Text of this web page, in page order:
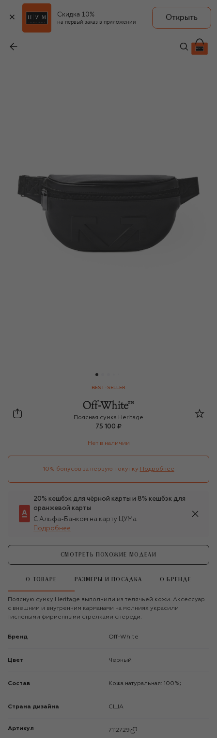
Скидка 10%
на первый заказ в приложении
Открыть
75 100 ₽
BEST-SELLER
Off-White
Поясная сумка Heritage
75 100 ₽
Нет в наличии
10% бонусов за первую покупку Подробнее
20% кешбэк для чёрной карты и 8% кешбэк для
оранжевой карты
С Альфа-Банком на карту ЦУМа
Подробнее
СМОТРЕТЬ ПОХОЖИЕ МОДЕЛИ
О ТОВАРЕ РАЗМЕРЫ И ПОСАДКА О БРЕНДЕ
Поясную сумку Heritage выполнили из телячьей кожи. Аксессуар
с внешним и внутренним карманами на молниях украсили
тиснеными фирменными стрелками спереди.
Бренд Off-White
Цвет Черный
Состав Кожа натуральная: 100%;
Страна дизайна США
Артикул 7112729